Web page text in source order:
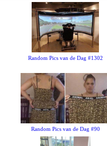
Random Pics van de Dag #1302
Random Pics van de Dag #90